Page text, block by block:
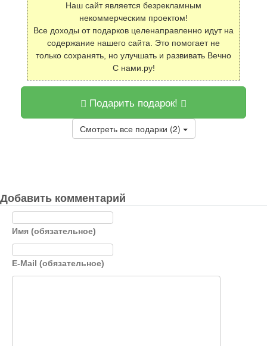
Наш сайт является безрекламным
некоммерческим проектом!
Все доходы от подарков целенаправленно идут на
содержание нашего сайта. Это помогает не
только сохранять, но улучшать и развивать Вечно
С нами.ру!
Подарить подарок!
Смотреть все подарки (2)
Добавить комментарий
Имя (обязательное)
E-Mail (обязательное)